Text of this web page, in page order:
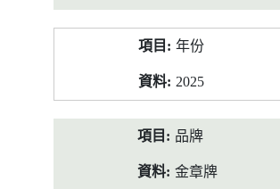
年份
2025
品牌
金章牌